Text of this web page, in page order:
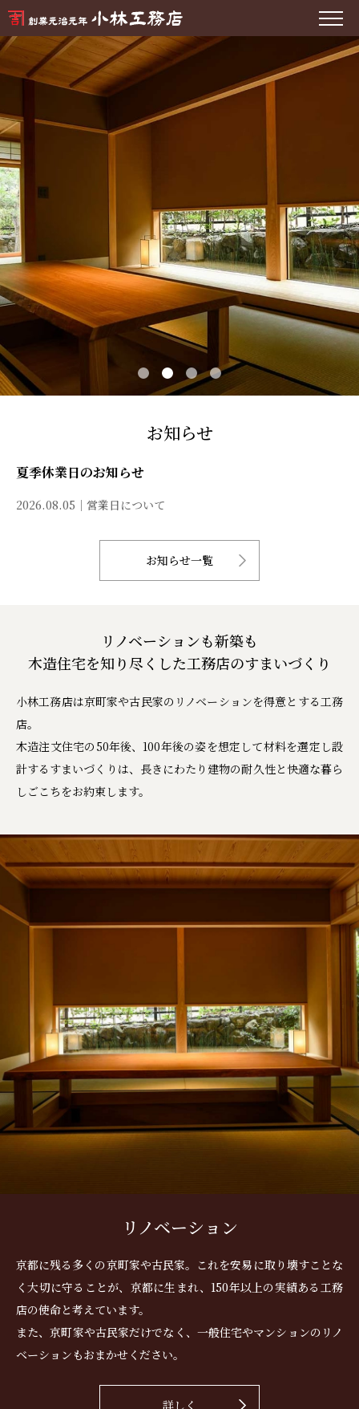
お知らせ
2026.08.05 営業日について
夏季休業日のお知らせ
お知らせ一覧
リノベーションも新築も
木造住宅を知り尽くした工務店のすまいづくり
小林工務店は京町家や古民家のリノベーションを得意とする工務
店。
木造注文住宅の50年後、100年後の姿を想定して材料を選定し設
計するすまいづくりは、長きにわたり建物の耐久性と快適な暮ら
しごこちをお約束します。
リノベーション
京都に残る多くの京町家や古民家。これを安易に取り壊すことな
く大切に守ることが、京都に生まれ、150年以上の実績ある工務
店の使命と考えています。
また、京町家や古民家だけでなく、一般住宅やマンションのリノ
ベーションもおまかせください。
詳しく